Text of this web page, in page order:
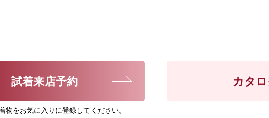
試着来店予約
物をお気に入りに登録してください。
カタ